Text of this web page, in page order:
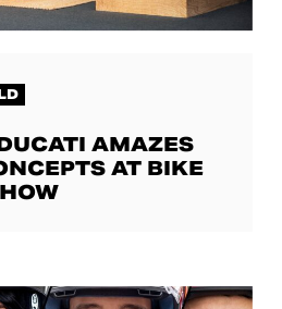
AMAZES
AT BIKE